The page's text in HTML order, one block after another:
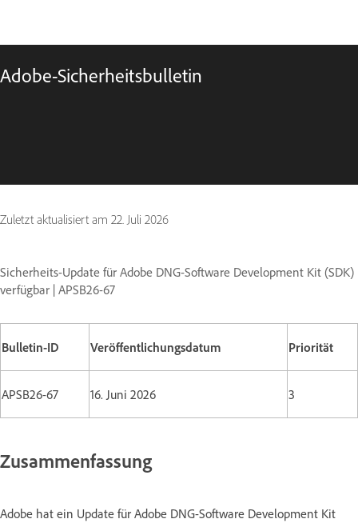
Adobe-Sicherheitsbulletin
Zuletzt aktualisiert am 22. Juli 2026
Sicherheits-Update für Adobe DNG-Software Development Kit (SDK)
verfügbar | APSB26-67
Bulletin-ID Veröffentlichungsdatum Priorität
APSB26-67 16. Juni 2026 3
Zusammenfassung
Adobe hat ein Update für Adobe DNG-Software Development Kit